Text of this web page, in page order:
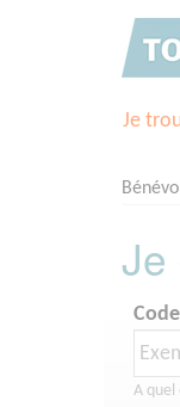
Je
Je
A quel